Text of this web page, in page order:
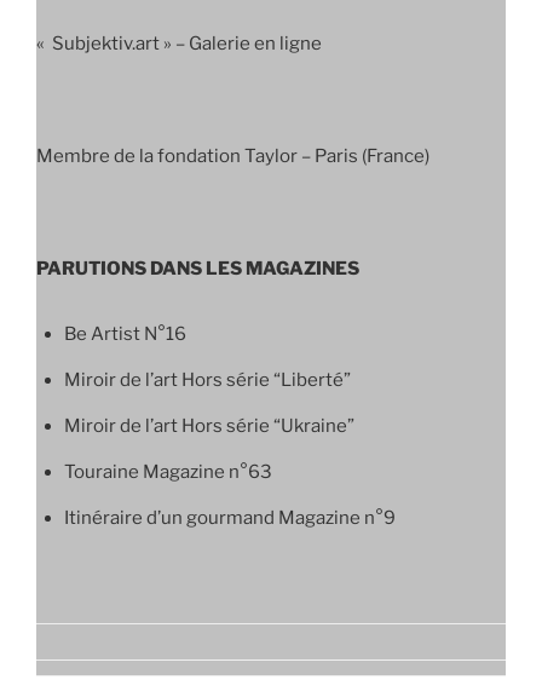
« Subjektiv.art » – Galerie en ligne
Membre de la fondation Taylor – Paris (France)
PARUTIONS DANS LES MAGAZINES
Be Artist N°16
Miroir de l’art Hors série “Liberté”
Miroir de l’art Hors série “Ukraine”
Touraine Magazine n°63
Itinéraire d’un gourmand Magazine n°9